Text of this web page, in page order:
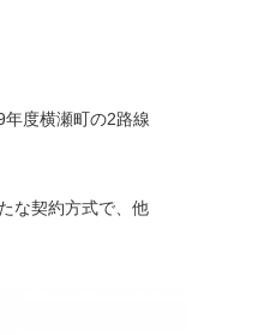
度横瀬町の2路線
な契約方式で、他